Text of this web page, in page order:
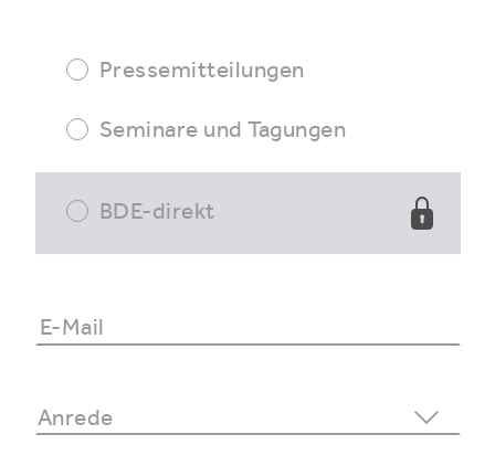
Pressemitteilungen
Seminare und Tagungen
BDE-direkt